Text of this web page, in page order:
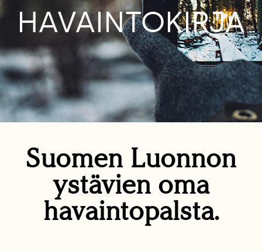
HAVAINTOKIRJA
Suomen Luonnon
ystävien oma
havaintopalsta.